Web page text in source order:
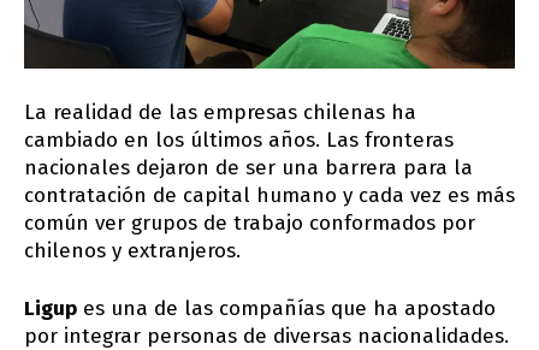
La realidad de las empresas chilenas ha
cambiado en los últimos años. Las fronteras
nacionales dejaron de ser una barrera para la
contratación de capital humano y cada vez es más
común ver grupos de trabajo conformados por
chilenos y extranjeros.
Ligup es una de las compañías que ha apostado
por integrar personas de diversas nacionalidades.